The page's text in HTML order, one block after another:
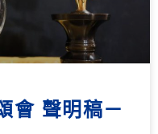
會 聲明稿－